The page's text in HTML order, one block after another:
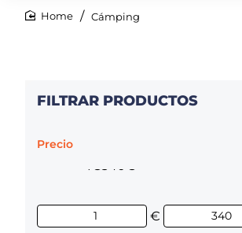
Cámping
FILTRAR PRODUCTOS
Precio
1€340€
€